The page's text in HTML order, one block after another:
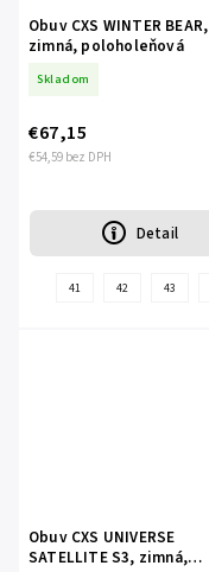
Obuv CXS WINTER BEAR,
zimná, poloholeňová
Skladom
€54,59 bez DPH
€67,15
Detail
41 42 43
Obuv CXS UNIVERSE
SATELLITE S3, zimná,